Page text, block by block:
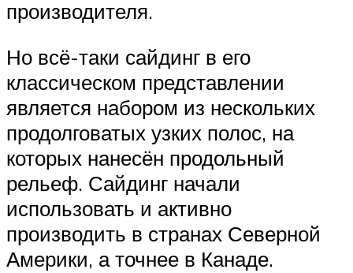
производителя.
Но всё-таки сайдинг в его
классическом представлении
является набором из нескольких
продолговатых узких полос, на
которых нанесён продольный
рельеф. Сайдинг начали
использовать и активно
производить в странах Северной
Америки, а точнее в Канаде.